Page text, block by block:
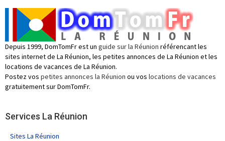
Depuis 1999, DomTomFr est un guide sur la Réunion référencant les
sites internet de La Réunion, les petites annonces de La Réunion et les
locations de vacances de La Réunion.
Postez vos petites annonces la Réunion ou vos locations de vacances
gratuitement sur DomTomFr.
Services La Réunion
Sites La Réunion